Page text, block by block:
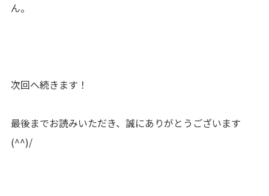
ん。
次回へ続きます！
最後までお読みいただき、誠にありがとうございます
(^^)/